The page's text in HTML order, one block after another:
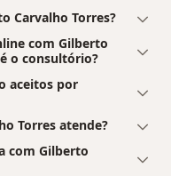
Carvalho Torres?
com Gilberto
o consultório?
aceitos por
Torres atende?
com Gilberto